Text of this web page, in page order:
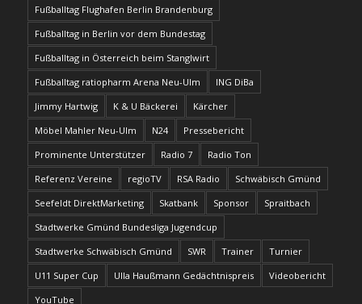
Fußballtag Flughafen Berlin Brandenburg
Fußballtag in Berlin vor dem Bundestag
Fußballtag in Österreich beim Stanglwirt
Fußballtag ratiopharm Arena Neu-Ulm
ING DiBa
Jimmy Hartwig
K & U Bäckerei
Kärcher
Möbel Mahler Neu-Ulm
N24
Pressebericht
Prominente Unterstützer
Radio 7
Radio Ton
Referenz Vereine
regioTV RSA Radio
Schwäbisch Gmünd
Seefeldt DirektMarketing
Skatbank Sponsor
Spraitbach
Stadtwerke Gmünd Bundesliga Jugendcup
Stadtwerke Schwäbisch Gmünd
SWR Trainer
Turnier
U11 Super Cup
Ulla Haußmann Gedächtnispreis
Videobericht
YouTube